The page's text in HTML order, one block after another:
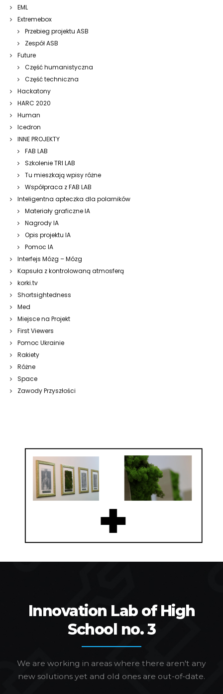
EML
Extremebox
Przebieg projektu ASB
Zespół ASB
Future
Część humanistyczna
Część techniczna
Hackatony
HARC 2020
Human
Icedron
INNE PROJEKTY
FAB LAB
Szkolenie TRI LAB
Tu mieszkają wpisy różne
Współpraca z FAB LAB
Inteligentna apteczka dla polarników
Materiały graficzne IA
Nagrody IA
Opis projektu IA
Pomoc IA
Interfejs Mózg – Mózg
Kapsuła z kontrolowaną atmosferą
korki.tv
Shortsightedness
Med
Miejsce na Projekt
First Viewers
Pomoc Ukrainie
Rakiety
Różne
Space
Zawody Przyszłości
Innovation Lab of High
School no. 3
We are working in areas where there aren't any
new solutions yet and old ones are out-of-date.